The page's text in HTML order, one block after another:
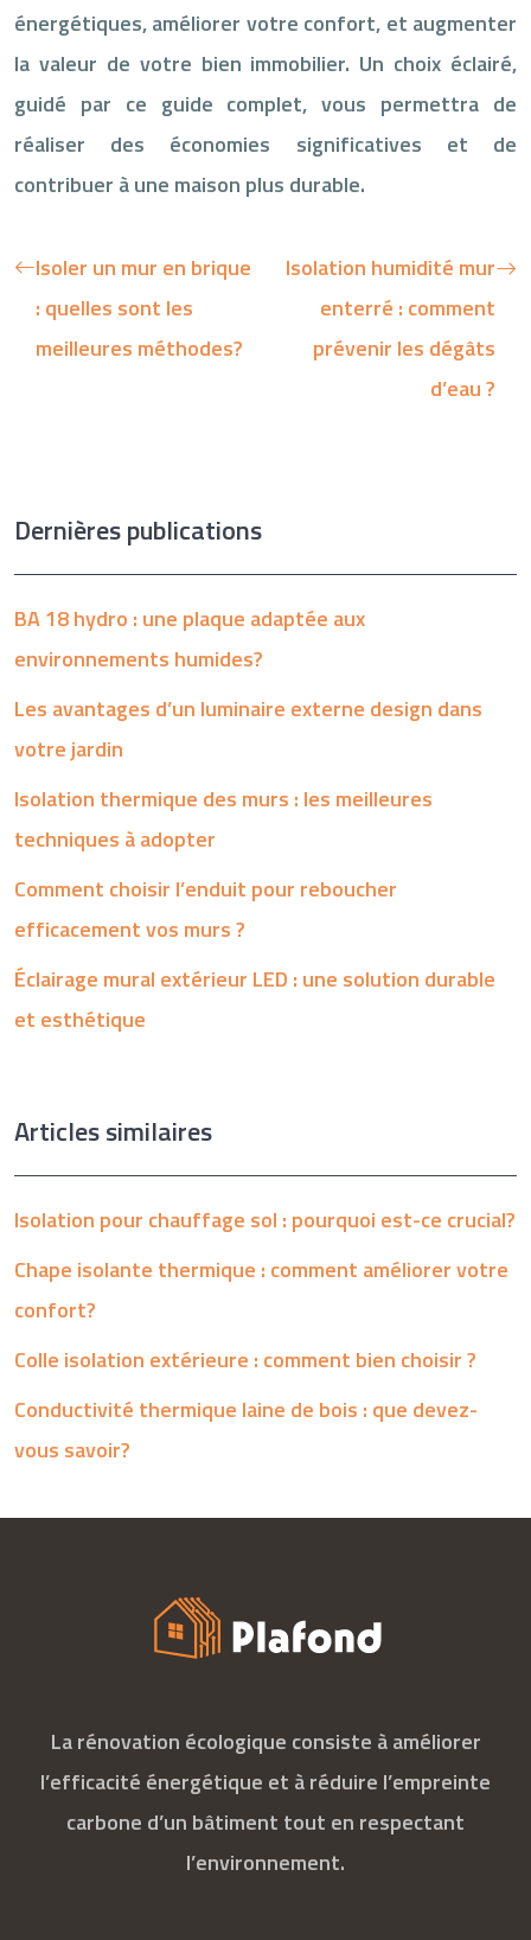
énergétiques, améliorer votre confort, et augmenter
la valeur de votre bien immobilier. Un choix éclairé,
guidé par ce guide complet, vous permettra de
réaliser des économies significatives et de
contribuer à une maison plus durable.
Isoler un mur en brique
: quelles sont les
meilleures méthodes?
Isolation humidité mur
enterré : comment
prévenir les dégâts
d’eau ?
Dernières publications
BA 18 hydro : une plaque adaptée aux
environnements humides?
Les avantages d’un luminaire externe design dans
votre jardin
Isolation thermique des murs : les meilleures
techniques à adopter
Comment choisir l’enduit pour reboucher
efficacement vos murs ?
Éclairage mural extérieur LED : une solution durable
et esthétique
Articles similaires
Isolation pour chauffage sol : pourquoi est-ce crucial?
Chape isolante thermique : comment améliorer votre
confort?
Colle isolation extérieure : comment bien choisir ?
Conductivité thermique laine de bois : que devez-
vous savoir?
La rénovation écologique consiste à améliorer
l’efficacité énergétique et à réduire l’empreinte
carbone d’un bâtiment tout en respectant
l’environnement.